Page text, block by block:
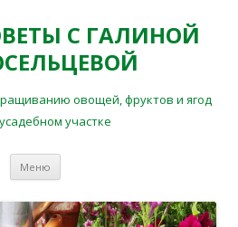
С ГАЛИНОЙ
овощей, фруктов и ягод
участке
Меню